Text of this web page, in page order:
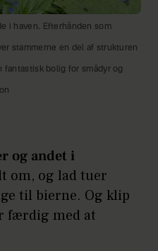
i haven. Efterhånden som
stammerne en del af strukturen
fantastisk bolig for smådyr og
og andet i
om, og lad tuer
til bierne. Og klip
færdig med at